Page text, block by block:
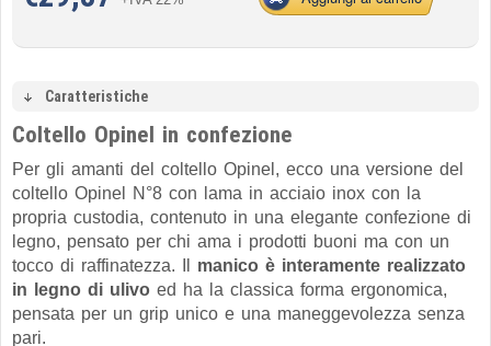
Caratteristiche
Coltello Opinel in confezione
Per gli amanti del coltello Opinel, ecco una versione del
coltello Opinel N°8 con lama in acciaio inox con la
propria custodia, contenuto in una elegante confezione di
legno, pensato per chi ama i prodotti buoni ma con un
tocco di raffinatezza. Il manico è interamente realizzato
in legno di ulivo ed ha la classica forma ergonomica,
pensata per un grip unico e una maneggevolezza senza
pari.